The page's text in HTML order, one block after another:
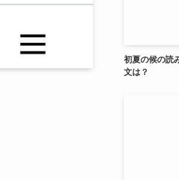
初夏の候の読
文は？